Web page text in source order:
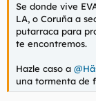
Se donde vive
LA, o Coruña a
putarraca para
te encontremos.
Hazle caso a
una tormenta de